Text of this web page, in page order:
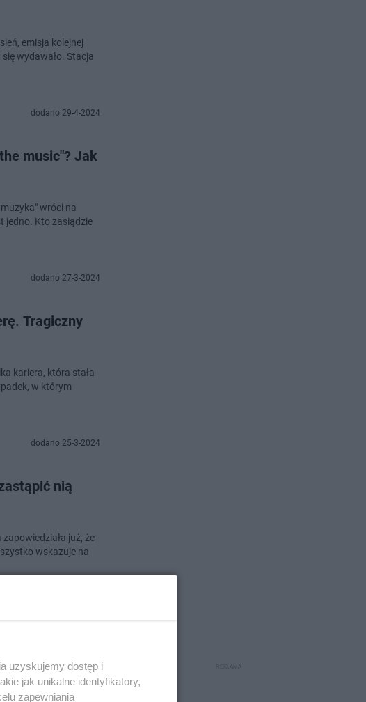
emisja kolejnej
wydawało. Stacja
dodano 29-4-2024
music"? Jak
wróci na
jedno. Kto zasiądzie
dodano 27-3-2024
Tragiczny
kariera, która stała
w którym
dodano 25-3-2024
nią
już, że
wskazuje na
uzyskujemy dostęp i
jak unikalne identyfikatory,
zapewniania